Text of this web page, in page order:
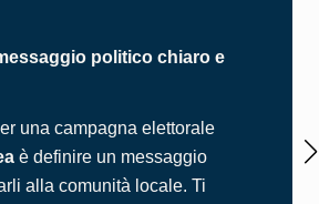
politico chiaro e
una campagna elettorale
è definire un messaggio
alla comunità locale. Ti